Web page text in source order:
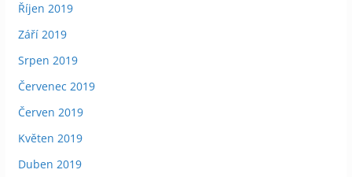
Říjen 2019
Září 2019
Srpen 2019
Červenec 2019
Červen 2019
Květen 2019
Duben 2019